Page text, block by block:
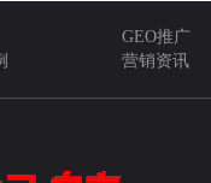
GEO推广
营销资讯